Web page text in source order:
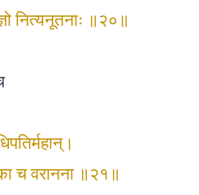
नित्यनूतनाः ॥२०॥
च वरानना ॥२१॥